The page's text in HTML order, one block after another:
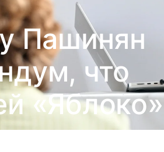
Пашинян
что
«Яблоко»